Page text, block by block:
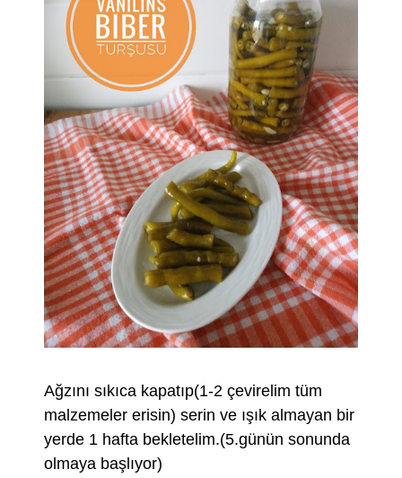
Ağzını sıkıca kapatıp(1-2 çevirelim tüm
malzemeler erisin) serin ve ışık almayan bir
yerde 1 hafta bekletelim.(5.günün sonunda
olmaya başlıyor)